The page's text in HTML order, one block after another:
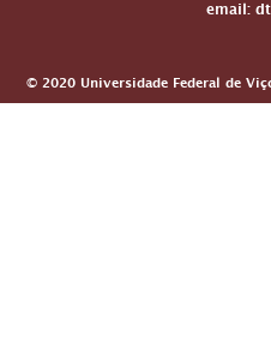
email:
© 2020 Universidade Federal de